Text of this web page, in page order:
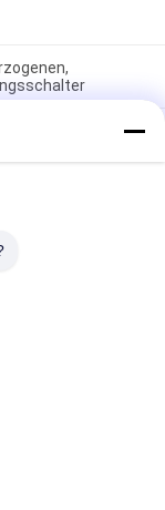
für
35kv, Gas Sf6